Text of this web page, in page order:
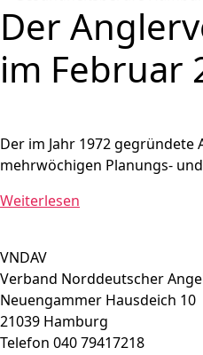
Der
im Februar
Der im Jahr 1972
mehrwöchigen Planungs-
Weiterlesen
VNDAV
Verband Norddeutscher
Neuengammer Hausdeich 10
21039 Hamburg
Telefon 040 79417218